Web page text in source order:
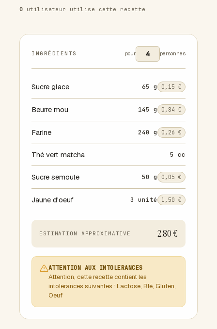
0 utilisateur utilise cette recette
INGRÉDIENTS pour personnes
Sucre glace 65 g 0,15 €
Beurre mou 145 g 0,84 €
Farine 240 g 0,26 €
Thé vert matcha 5 cc
Sucre semoule 50 g 0,05 €
Jaune d'oeuf 3 unité 1,50 €
ESTIMATION APPROXIMATIVE 2,80 €
ATTENTION AUX INTOLERANCES
Attention, cette recette contient les
intolérances suivantes : Lactose, Blé, Gluten,
Oeuf